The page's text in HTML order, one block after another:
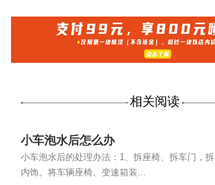
相关阅读
小车泡水后怎么办
小车泡水后的处理办法：1、拆座椅、拆车门，拆
内饰。将车辆座椅、变速箱装...